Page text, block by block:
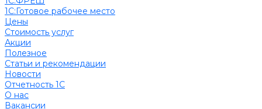
1C:Готовое рабочее место
Цены
Стоимость услуг
Акции
Полезное
Cтатьи и рекомендации
Новости
Отчетность 1С
О нас
Вакансии